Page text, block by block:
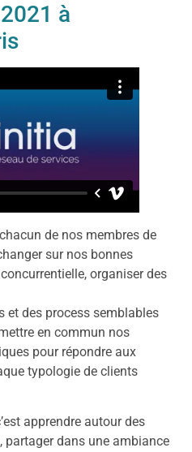
à
de nos membres de
sur nos bonnes
organiser des
et des process semblables
en commun nos
pour répondre aux
typologie de clients
apprendre autour des
partager dans une ambiance